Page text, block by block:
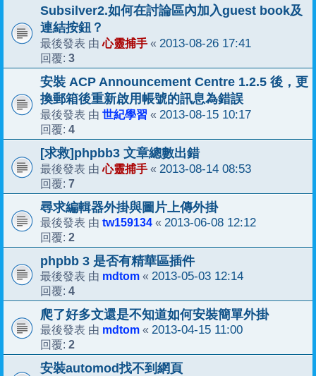
Subsilver2.如何在討論區內加入guest book及
連結按鈕？
最後發表 由心靈捕手 « 2013-08-26 17:41
回覆: 3
安裝 ACP Announcement Centre 1.2.5 後，更
換郵箱後重新啟用帳號的訊息為錯誤
最後發表 由 世紀學習 « 2013-08-15 10:17
回覆: 4
[求救]phpbb3 文章總數出錯
最後發表 由心靈捕手 « 2013-08-14 08:53
回覆: 7
尋求編輯器外掛與圖片上傳外掛
最後發表 由 tw159134 « 2013-06-08 12:12
回覆: 2
phpbb 3 是否有精華區插件
最後發表 由 mdtom « 2013-05-03 12:14
回覆: 4
爬了好多文還是不知道如何安裝簡單外掛
最後發表 由 mdtom « 2013-04-15 11:00
回覆: 2
安裝automod找不到網頁